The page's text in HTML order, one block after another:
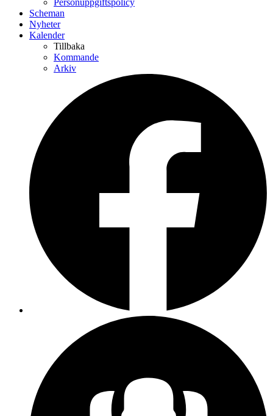
Personuppgiftspolicy
Scheman
Nyheter
Kalender
Tillbaka
Kommande
Arkiv